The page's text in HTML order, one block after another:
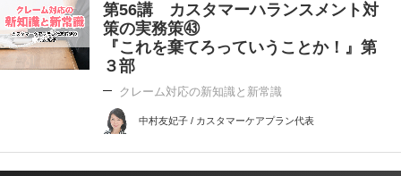
第56講 カスタマーハランスメント対
策の実務策㊸
『これを棄てろっていうことか！』第
３部
クレーム対応の新知識と新常識
中村友妃子 / カスタマーケアプラン代表